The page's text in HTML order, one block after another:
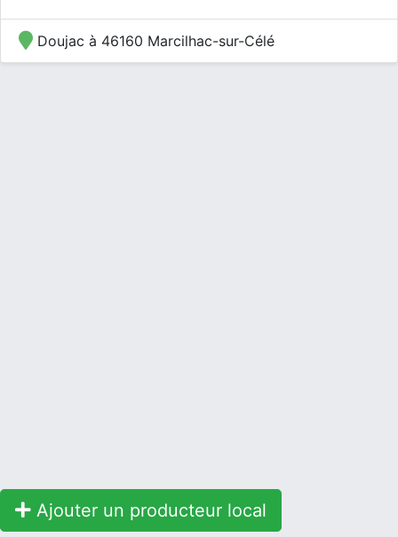
Doujac à 46160 Marcilhac-sur-Célé
Ajouter un producteur local